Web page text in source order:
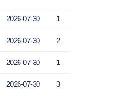
2026-07-30 1
2026-07-30 2
2026-07-30 1
2026-07-30 3